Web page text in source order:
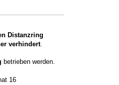
Distanzring
verhindert.
betrieben werden.
16